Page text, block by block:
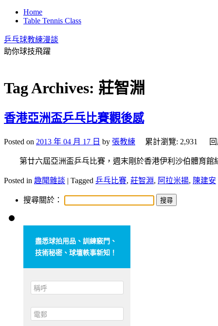
Home
Table Tennis Class
乒乓球教練漫談
助你球技飛躍
Tag Archives: 莊智淵
香港亞洲盃乒乓比賽觀後感
Posted on 2013 年 04 月 17 日 by 張教練 累計瀏覽: 2,931
第廿六屆亞洲盃乒乓比賽，週末剛於香港伊利沙伯體育
Posted in 趣聞雜談 | Tagged 乒乓比賽, 莊智淵, 阿拉米揚, 陳建安
搜尋關於：
盡悉球拍用品、訓練竅門、
技術秘密、球壇軼事新知！